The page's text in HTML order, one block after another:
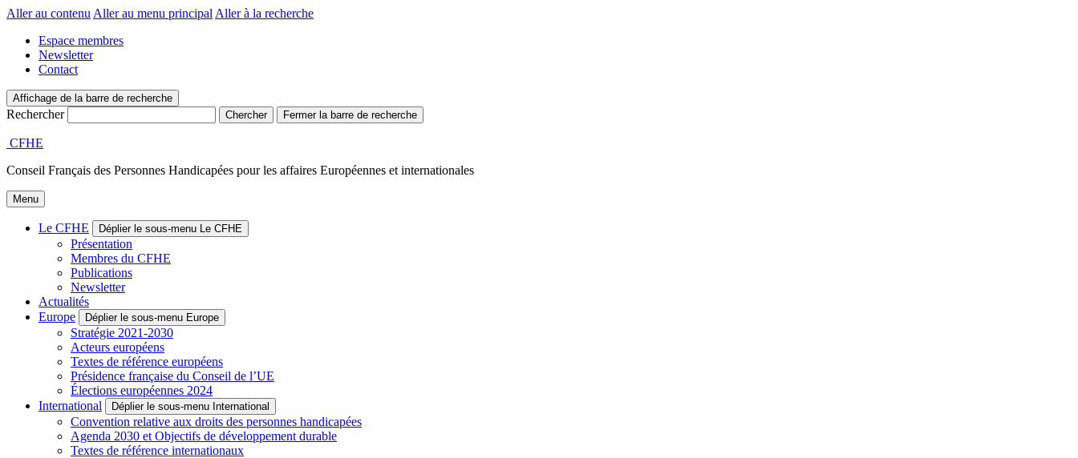
Aller au contenu Aller au menu principal Aller à la recherche
Espace membres
Newsletter
Contact
Affichage de la barre de recherche
Rechercher Fermer la barre de recherche
CFHE
Conseil Français des Personnes Handicapées pour les affaires Européennes et internationales
Menu
Le CFHE Déplier le sous-menu Le CFHE
Présentation
Membres du CFHE
Publications
Newsletter
Actualités
Europe
Déplier le sous-menu Europe
Stratégie 2021-2030
Acteurs européens
Textes de référence européens
Présidence française du Conseil de l’UE
Élections européennes 2024
International
Déplier le sous-menu International
Convention relative aux droits des personnes handicapées
Agenda 2030 et Objectifs de développement durable
Textes de référence internationaux